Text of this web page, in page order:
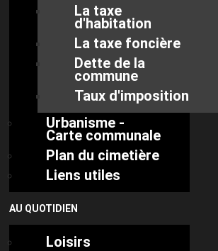
La taxe
d'habitation
La taxe foncière
Dette de la
commune
Taux d'imposition
Urbanisme -
Carte communale
Plan du cimetière
Liens utiles
AU QUOTIDIEN
Loisirs